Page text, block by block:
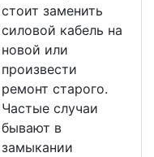
стоит заменить
силовой кабель на
новой или
произвести
ремонт старого.
Частые случаи
бывают в
замыкании